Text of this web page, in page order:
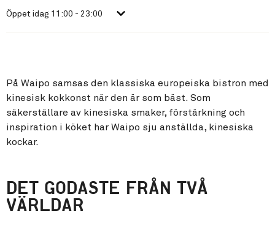
Öppet idag 11:00 - 23:00
På Waipo samsas den klassiska europeiska bistron med
kinesisk kokkonst när den är som bäst. Som
säkerställare av kinesiska smaker, förstärkning och
inspiration i köket har Waipo sju anställda, kinesiska
kockar.
DET GODASTE FRÅN TVÅ
VÄRLDAR